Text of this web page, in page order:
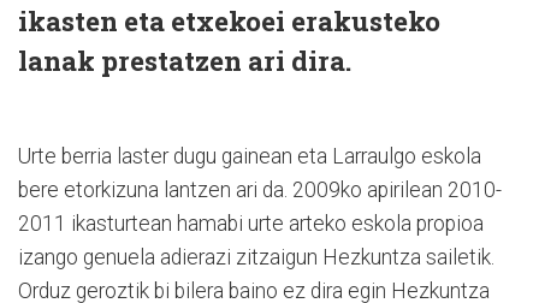
ikasten eta etxekoei erakusteko
lanak prestatzen ari dira.
Urte berria laster dugu gainean eta Larraulgo eskola
bere etorkizuna lantzen ari da. 2009ko apirilean 2010-
2011 ikasturtean hamabi urte arteko eskola propioa
izango genuela adierazi zitzaigun Hezkuntza sailetik.
Orduz geroztik bi bilera baino ez dira egin Hezkuntza